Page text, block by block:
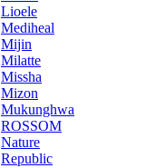
Lioele
Mediheal
Mijin
Milatte
Missha
Mizon
Mukunghwa
ROSSOM
Nature
Republic